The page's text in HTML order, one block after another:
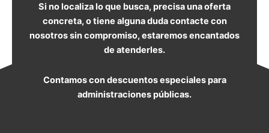
Si no localiza lo que busca, precisa una oferta
concreta, o tiene alguna duda contacte con
nosotros sin compromiso, estaremos encantados
de atenderles.
Contamos con descuentos especiales para
administraciones públicas.